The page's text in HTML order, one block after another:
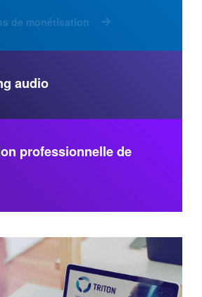
de monétisation
audio
professionnelle de